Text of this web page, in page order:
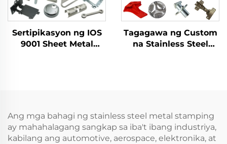
Sertipikasyon ng IOS
9001 Sheet Metal
Tagagawa ng Custom
na Stainless Steel
Ang mga bahagi ng stainless steel metal stamping
ay mahahalagang sangkap sa iba't ibang industriya,
kabilang ang automotive, aerospace, elektronika, at